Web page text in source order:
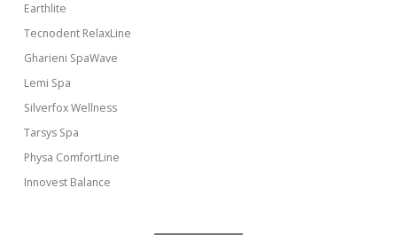
Earthlite
Tecnodent RelaxLine
Gharieni SpaWave
Lemi Spa
Silverfox Wellness
Tarsys Spa
Physa ComfortLine
Innovest Balance